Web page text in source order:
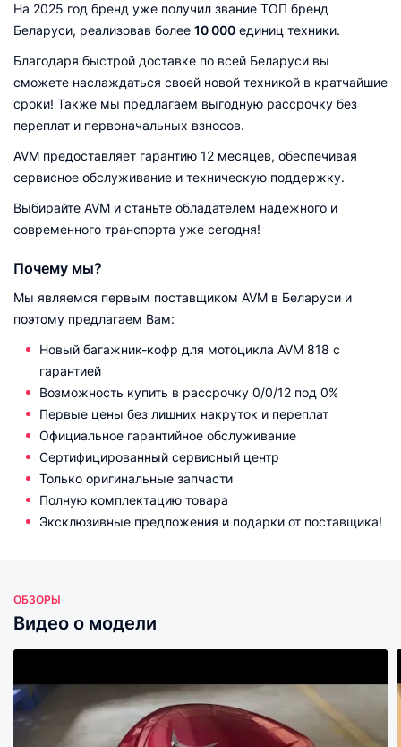
На 2025 год бренд уже получил звание ТОП бренд
Беларуси, реализовав более 10 000 единиц техники.
Благодаря быстрой доставке по всей Беларуси вы
сможете наслаждаться своей новой техникой в кратчайшие
сроки! Также мы предлагаем выгодную рассрочку без
переплат и первоначальных взносов.
AVM предоставляет гарантию 12 месяцев, обеспечивая
сервисное обслуживание и техническую поддержку.
Выбирайте AVM и станьте обладателем надежного и
современного транспорта уже сегодня!
Почему мы?
Мы являемся первым поставщиком AVM в Беларуси и
поэтому предлагаем Вам:
Новый багажник-кофр для мотоцикла AVM 818 с
гарантией
Возможность купить в рассрочку 0/0/12 под 0%
Первые цены без лишних накруток и переплат
Официальное гарантийное обслуживание
Сертифицированный сервисный центр
Только оригинальные запчасти
Полную комплектацию товара
Эксклюзивные предложения и подарки от поставщика!
ОБЗОРЫ
Видео о модели